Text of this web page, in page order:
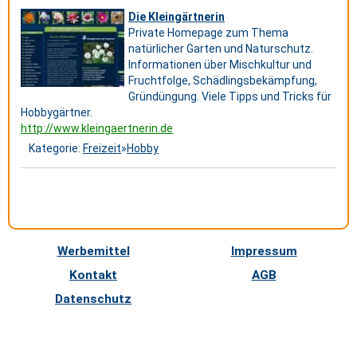
Die Kleingärtnerin
Private Homepage zum Thema
natürlicher Garten und Naturschutz.
Informationen über Mischkultur und
Fruchtfolge, Schädlingsbekämpfung,
Gründüngung. Viele Tipps und Tricks für
Hobbygärtner.
http://www.kleingaertnerin.de
Kategorie: Freizeit»Hobby
Werbemittel
Impressum
Kontakt
AGB
Datenschutz